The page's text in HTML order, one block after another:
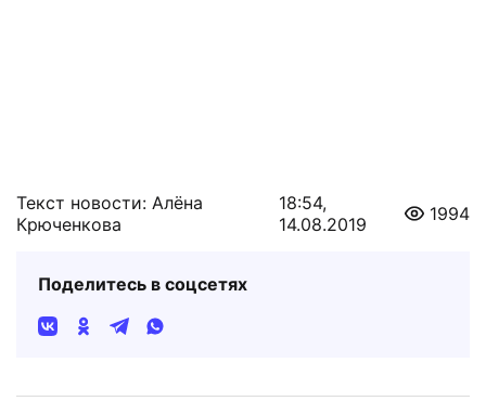
Текст новости: Алёна
Крюченкова
18:54,
14.08.2019
1994
Поделитесь в соцсетях